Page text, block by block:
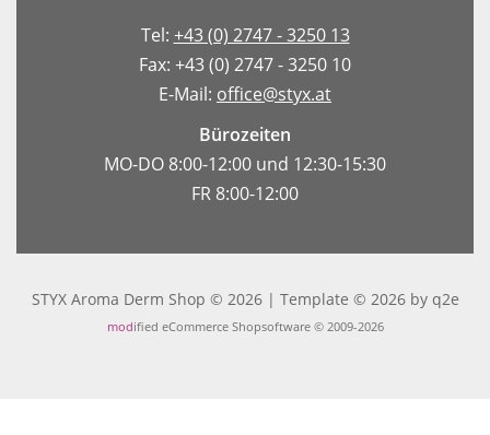
Tel: +43 (0) 2747 - 3250 13
Fax: +43 (0) 2747 - 3250 10
E-Mail: office@styx.at
Bürozeiten
MO-DO 8:00-12:00 und 12:30-15:30
FR 8:00-12:00
STYX Aroma Derm Shop © 2026 | Template © 2026 by q2e
modified eCommerce Shopsoftware © 2009-2026